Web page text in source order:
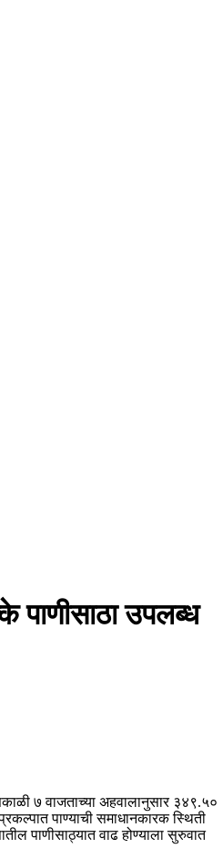
पाणीसाठा उपलब्ध
७ वाजताच्या अहवालानुसार ३४९.५०
पाण्याची समाधानकारक स्थिती
पाणीसाठ्यात वाढ होण्याला सुरुवात